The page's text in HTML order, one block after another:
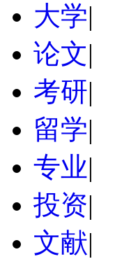
大学|
论文|
考研|
留学|
专业|
投资|
文献|